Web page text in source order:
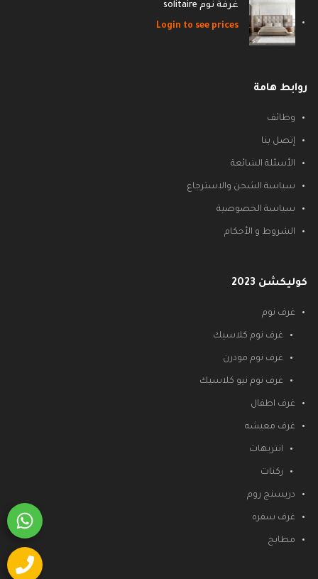
غرفة نوم solitaire
Login to see prices
روابط هامة
وظائف
إتصل بنا
الأسئلة الشائعة
سياسة الشحن والاسترجاع
سياسة الخصوصية
الشروط و الأحكام
كوليكشن 2023
غرف نوم
غرف نوم كلاسيك
غرف نوم مودرن
غرف نوم نيو كلاسيك
غرف اطفال
غرف معيشه
انتريهات
ركنات
دريسنج روم
غرف سفره
مطابخ